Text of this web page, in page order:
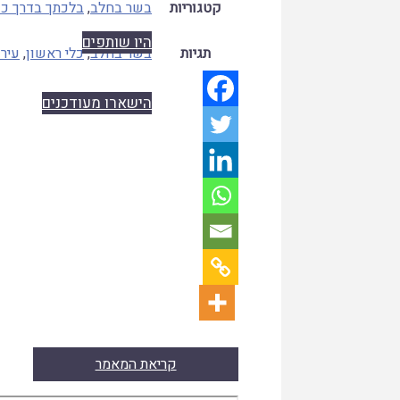
היו שותפים
הישארו מעודכנים
קטגוריות בשר בחלב,בלכתך בדרך
תגיות בשר בחלב,כלי ראשון,
קריאת המאמר